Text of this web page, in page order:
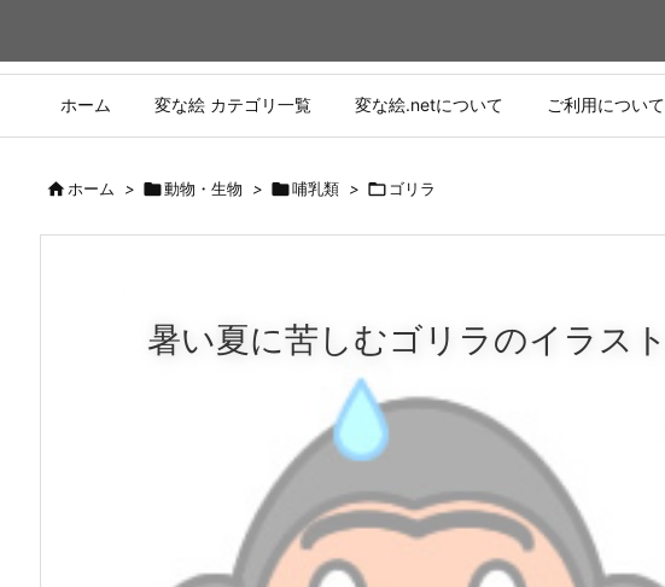
ホーム 変な絵 カテゴリ一覧 変な絵.netについて ご利用について
ホーム > 動物・生物 > 哺乳類 >  ゴリラ
暑い夏に苦しむゴリラのイラスト